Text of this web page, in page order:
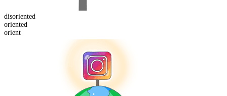
disoriented
oriented
orient